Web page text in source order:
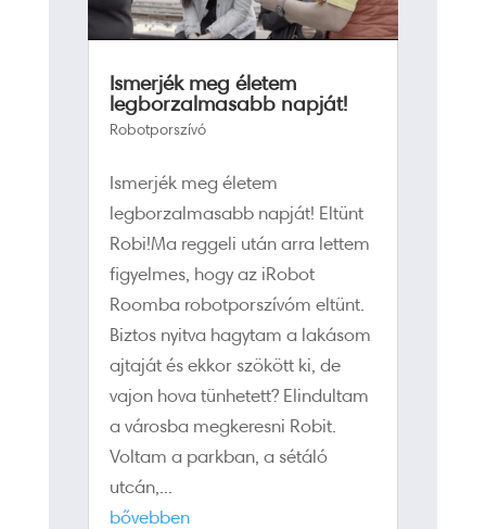
Ismerjék meg életem
legborzalmasabb napját!
Robotporszívó
Ismerjék meg életem
legborzalmasabb napját! Eltünt
Robi!Ma reggeli után arra lettem
figyelmes, hogy az iRobot
Roomba robotporszívóm eltünt.
Biztos nyitva hagytam a lakásom
ajtaját és ekkor szökött ki, de
vajon hova tünhetett? Elindultam
a városba megkeresni Robit.
Voltam a parkban, a sétáló
utcán,...
bővebben